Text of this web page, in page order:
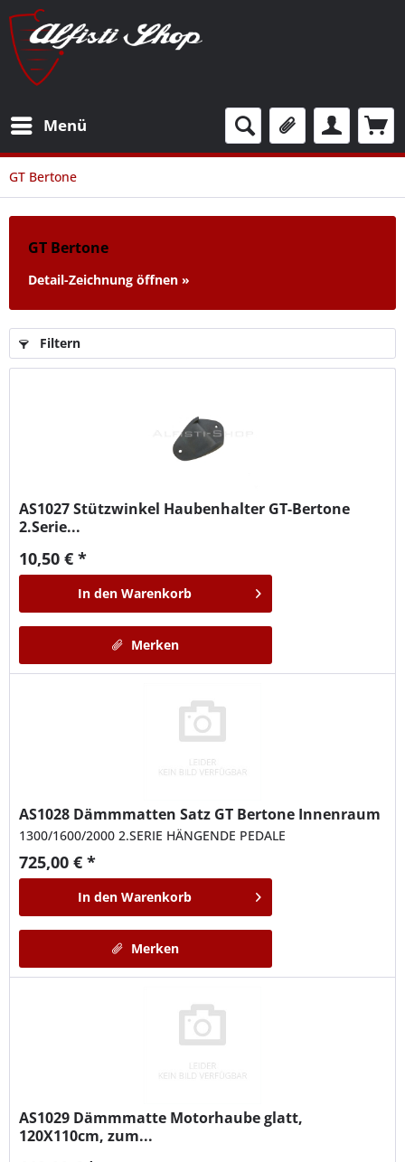
Menü
GT Bertone
GT Bertone
Detail-Zeichnung öffnen »
Filtern
AS1027Stützwinkel Haubenhalter GT-Bertone
2.Serie...
10,50 € *
In den Warenkorb
Merken
AS1028 Dämmmatten Satz GT Bertone Innenraum
1300/1600/2000 2.SERIE HÄNGENDE PEDALE
725,00 € *
In den Warenkorb
Merken
AS1029 Dämmmatte Motorhaube glatt,
120X110cm, zum...